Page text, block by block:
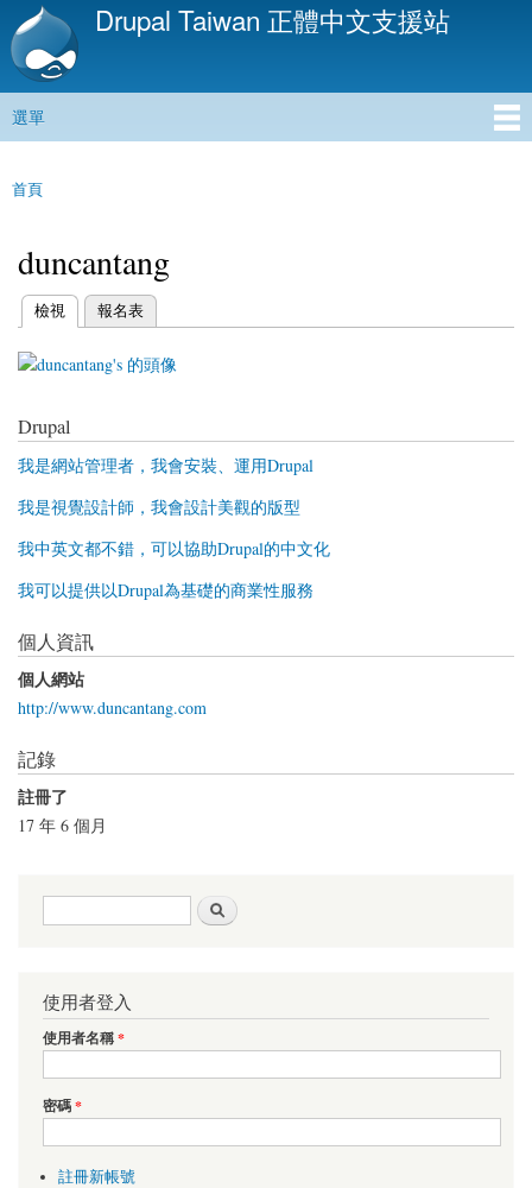
移
內
Drupal Taiwan 正體中文支援站
主選單
選單
您在這裡
首頁
duncantang
主要索引標籤
檢視
(作用中頁籤) 報名表
Drupal
我是網站管理者，我會安裝、運用Drupal
我是視覺設計師，我會設計美觀的版型
我中英文都不錯，可以協助Drupal的中文化
我可以提供以Drupal為基礎的商業性服務
個人資訊
個人網站
http://www.duncantang.com
記錄
註冊了
17 年 6 個月
搜尋表單
使用者登入
使用者名稱*
密碼*
註冊新帳號